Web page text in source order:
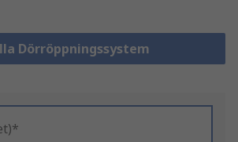
Dörröppningssystem